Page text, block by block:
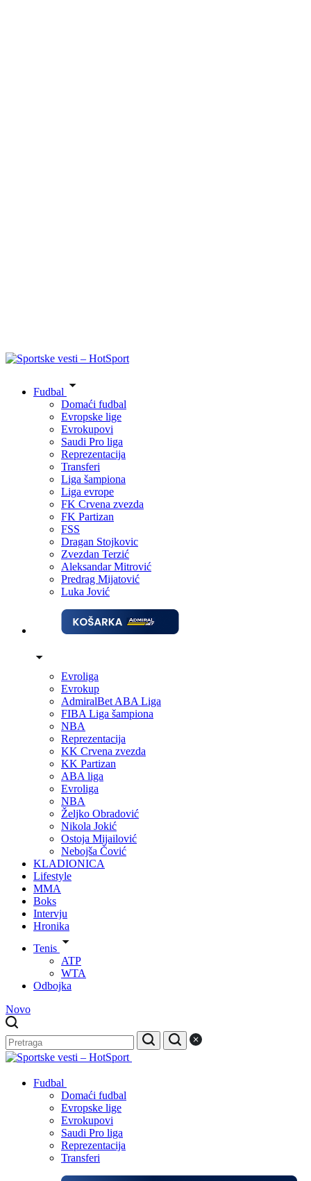
Fudbal
Domaći fudbal
Evropske lige
Evrokupovi
Saudi Pro liga
Reprezentacija
Transferi
Liga šampiona
Liga evrope
FK Crvena zvezda
FK Partizan
FSS
Dragan Stojkovic
Zvezdan Terzić
Aleksandar Mitrović
Predrag Mijatović
Luka Jović
Evroliga
Evrokup
AdmiralBet ABA Liga
FIBA Liga šampiona
NBA
Reprezentacija
KK Crvena zvezda
KK Partizan
ABA liga
Evroliga
NBA
Željko Obradović
Nikola Jokić
Ostoja Mijailović
Nebojša Čović
KLADIONICA
Lifestyle
MMA
Boks
Intervju
Hronika
Tenis
ATP
WTA
Odbojka
Novo
Fudbal
Domaći fudbal
Evropske lige
Evrokupovi
Saudi Pro liga
Reprezentacija
Transferi